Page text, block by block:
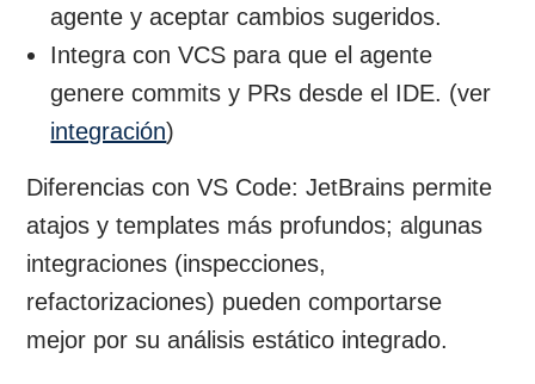
agente y aceptar cambios sugeridos.
Integra con VCS para que el agente
genere commits y PRs desde el IDE. (ver
integración)
Diferencias con VS Code: JetBrains permite
atajos y templates más profundos; algunas
integraciones (inspecciones,
refactorizaciones) pueden comportarse
mejor por su análisis estático integrado.